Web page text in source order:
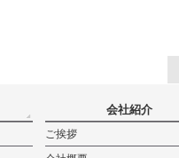
会社紹介
ご挨拶